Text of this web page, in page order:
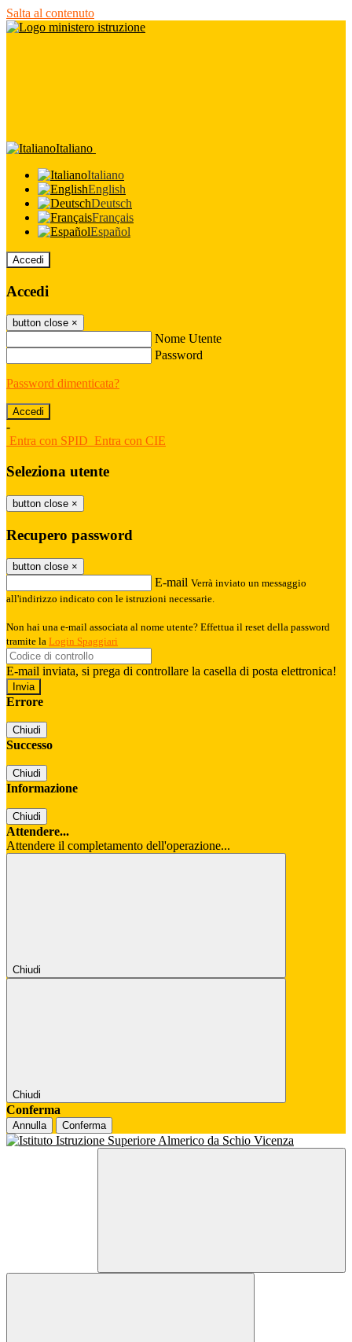
Salta al contenuto
Italiano
Italiano
English
Deutsch
Français
Español
Accedi
Accedi
button close ×
Nome Utente
Password
Password dimenticata?
-
Entra con SPID Entra con CIE
Seleziona utente
button close ×
Recupero password
button close ×
E-mail Verrà inviato un messaggio
all'indirizzo indicato con le istruzioni necessarie.
Non hai una e-mail associata al nome utente? Effettua il reset della password
tramite la Login Spaggiari
E-mail inviata, si prega di controllare la casella di posta elettronica!
Errore
Chiudi
Successo
Chiudi
Informazione
Chiudi
Attendere...
Attendere il completamento dell'operazione...
Chiudi
Chiudi
Conferma
Annulla Conferma